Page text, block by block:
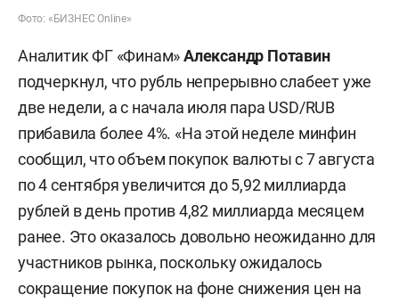
Фото: «БИЗНЕС Online»
Аналитик ФГ «Финам»Александр Потавин
подчеркнул, что рубль непрерывно слабеет уже
две недели, а с начала июля пара USD/RUB
прибавила более 4%. «На этой неделе минфин
сообщил, что объем покупок валюты с 7 августа
по 4 сентября увеличится до 5,92 миллиарда
рублей в день против 4,82 миллиарда месяцем
ранее. Это оказалось довольно неожиданно для
участников рынка, поскольку ожидалось
сокращение покупок на фоне снижения цен на